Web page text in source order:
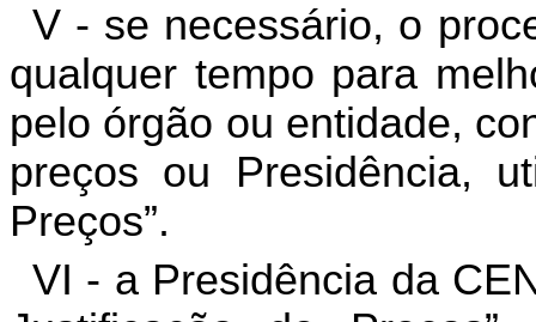
V - se necessário, o
qualquer tempo para
pelo órgão ou entidade,
preços ou Presidência,
Preços”.
VI - a Presidência da